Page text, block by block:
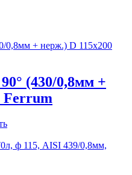
(430/0,8мм +
Ferrum